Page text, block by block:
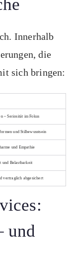
Innerhalb
die
sich bringen:
– Seriosität im Fokus
und Stilbewusstsein
und Empathie
und Belastbarkeit
vertraglich abgesichert
und